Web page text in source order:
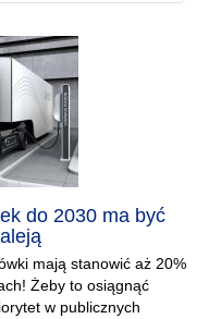
do 2030 ma być
mają stanowić aż 20%
Żeby to osiągnąć
w publicznych